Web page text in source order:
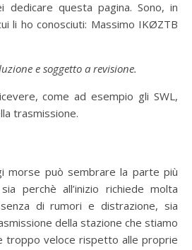
dedicare questa pagina. Sono, in
li ho conosciuti: Massimo IKØZTB
e soggetto a revisione.
come ad esempio gli SWL,
trasmissione.
morse può sembrare la parte più
perchè all’inizio richiede molta
di rumori e distrazione, sia
della stazione che stiamo
troppo veloce rispetto alle proprie